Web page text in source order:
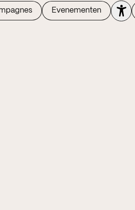
Evenementen